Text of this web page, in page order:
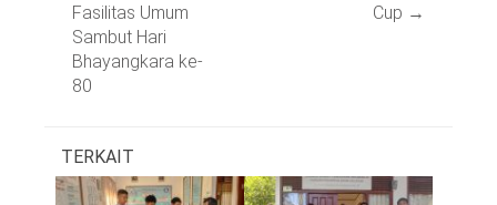
Fasilitas Umum
Sambut Hari
Bhayangkara ke-
80
Cup →
TERKAIT